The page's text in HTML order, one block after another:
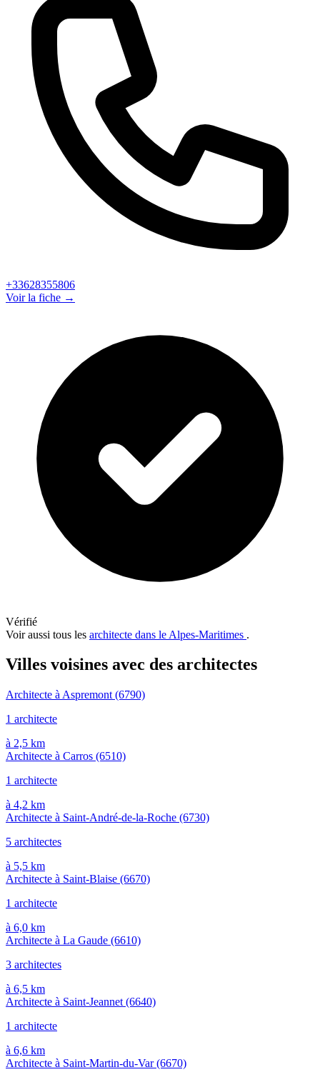
+33628355806
Voir la fiche →
Vérifié
Voir aussi tous les architecte dans le Alpes-Maritimes .
Villes voisines avec des architectes
Architecte à Aspremont (6790)
1 architecte
à 2,5 km
Architecte à Carros (6510)
1 architecte
à 4,2 km
Architecte à Saint-André-de-la-Roche (6730)
5 architectes
à 5,5 km
Architecte à Saint-Blaise (6670)
1 architecte
à 6,0 km
Architecte à La Gaude (6610)
3 architectes
à 6,5 km
Architecte à Saint-Jeannet (6640)
1 architecte
à 6,6 km
Architecte à Saint-Martin-du-Var(6670)